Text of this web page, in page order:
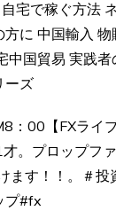
宅で稼ぐ方法
に 中国輸入
中国貿易 実践
ーズ
：00【FXライ
。プロップフ
ます！！。＃投
プ#fx